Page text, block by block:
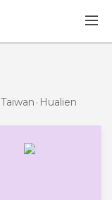
Taiwan Hualien